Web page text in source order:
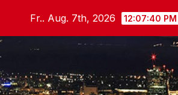
content
Fr.. Aug. 7th, 2026 12:07:42 PM